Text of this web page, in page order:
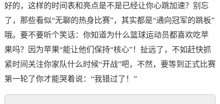
好的，这样的时间表和亮点是不是已经让你心跳加速？别忘
了，那些看似“无聊的热身比赛”，其实都是“通向冠军的跳板”
哦。要不要听个笑话：你知道为什么篮球运动员都喜欢吃苹
果吗？因为苹果“能让他们保持“核心”！扯远了，不如赶快抓
紧时间关注你家队什么时候“开战”吧，不然，要等到正式比赛
第一轮了你才能哭着说：“我错过了！”